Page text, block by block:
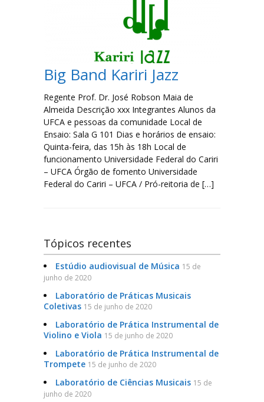
Letras-Libras
Especialização em Tradução e Interpretação de Libras
Laboratórios
Serviços e Formulários
Processo Seletivo
Big Band Kariri Jazz
Regente Prof. Dr. José Robson Maia de
Almeida Descrição xxx Integrantes Alunos da
UFCA e pessoas da comunidade Local de
Ensaio: Sala G 101 Dias e horários de ensaio:
Quinta-feira, das 15h às 18h Local de
funcionamento Universidade Federal do Cariri
– UFCA Órgão de fomento Universidade
Federal do Cariri – UFCA / Pró-reitoria de […]
Tópicos recentes
Estúdio audiovisual de Música 15 de
junho de 2020
Laboratório de Práticas Musicais
Coletivas 15 de junho de 2020
Laboratório de Prática Instrumental de
Violino e Viola 15 de junho de 2020
Laboratório de Prática Instrumental de
Trompete 15 de junho de 2020
Laboratório de Ciências Musicais 15 de
junho de 2020